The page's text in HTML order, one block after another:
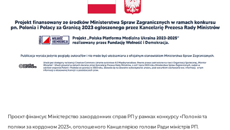
Проєкт фінансує Міністерство закордонних справ РП у рамках конкурсу «Полонія та
поляки за кордоном 2023», оголошеного Канцелярією голови Ради міністрів РП.